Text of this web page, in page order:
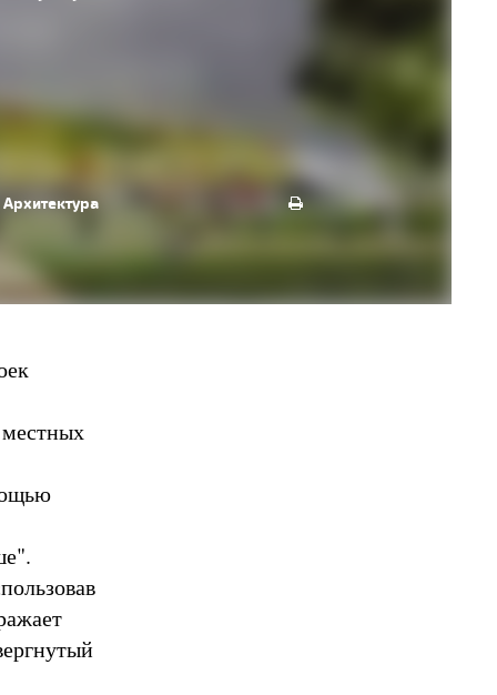
Архитектура